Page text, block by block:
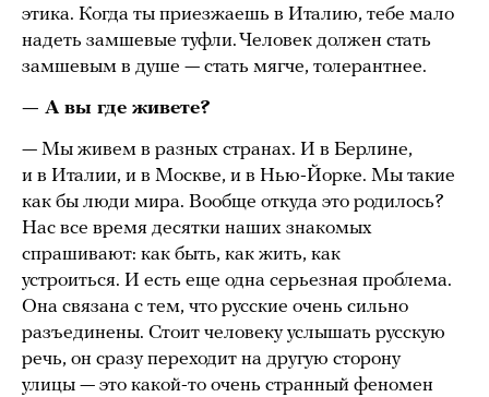
этика. Когда ты приезжаешь в Италию, тебе мало
надеть замшевые туфли. Человек должен стать
замшевым в душе — стать мягче, толерантнее.
— А вы где живете?
— Мы живем в разных странах. И в Берлине,
и в Италии, и в Москве, и в Нью-Йорке. Мы такие
как бы люди мира. Вообще откуда это родилось?
Нас все время десятки наших знакомых
спрашивают: как быть, как жить, как
устроиться. И есть еще одна серьезная проблема.
Она связана с тем, что русские очень сильно
разъединены. Стоит человеку услышать русскую
речь, он сразу переходит на другую сторону
улицы — это какой-то очень странный феномен